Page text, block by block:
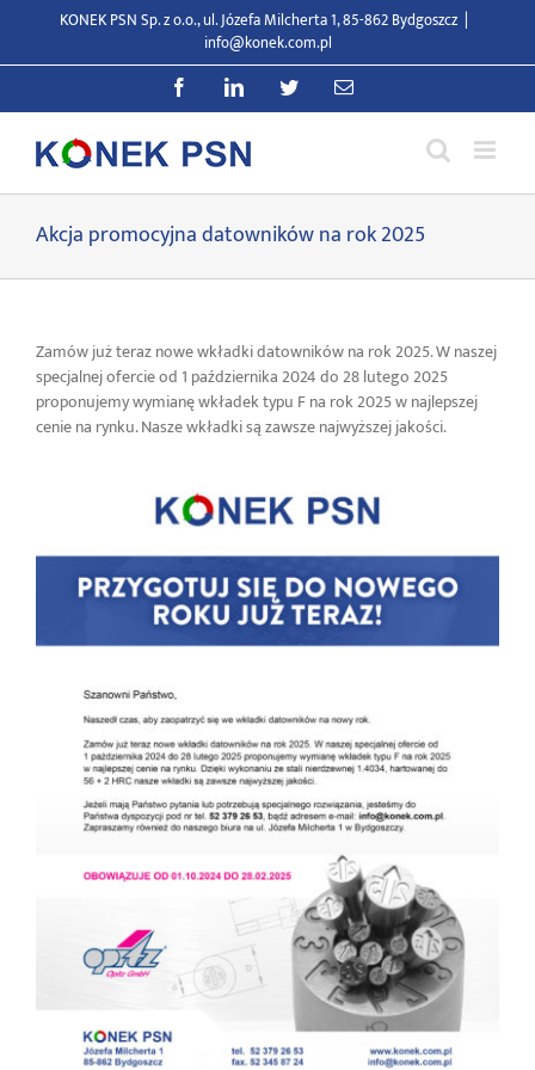
zawartości
KONEK PSN Sp. z o.o., ul. Józefa Milcherta 1, 85-862 Bydgoszcz |
info@konek.com.pl
FacebookLinkedInTwitterE-
Akcja promocyjna datowników na rok 2025
Zamów już teraz nowe wkładki datowników na rok 2025. W naszej
specjalnej ofercie od 1 października 2024 do 28 lutego 2025
proponujemy wymianę wkładek typu F na rok 2025 w najlepszej
cenie na rynku. Nasze wkładki są zawsze najwyższej jakości.